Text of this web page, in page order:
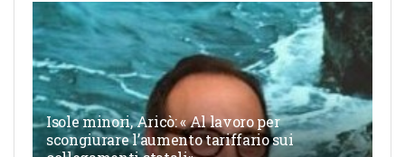
Isole minori, Aricò: « Al lavoro per
scongiurare l’aumento tariffario sui